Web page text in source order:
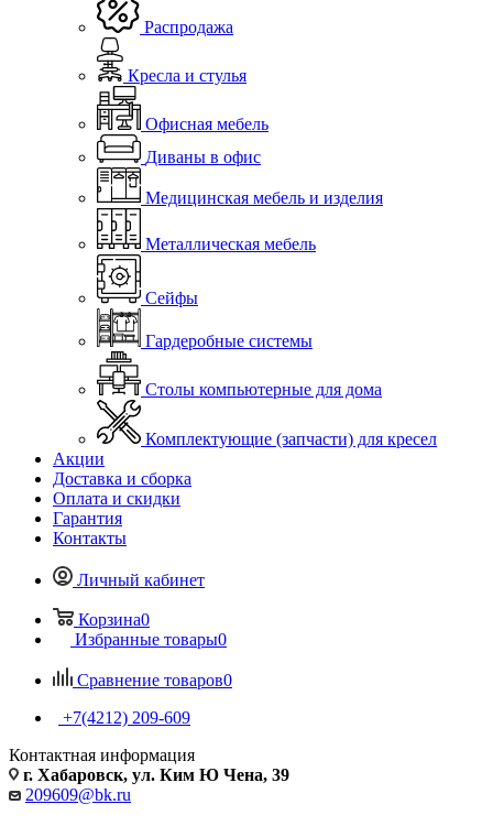
Распродажа
Кресла и стулья
Офисная мебель
Диваны в офис
Медицинская мебель и изделия
Металлическая мебель
Сейфы
Гардеробные системы
Столы компьютерные для дома
Комплектующие (запчасти) для кресел
Акции
Доставка и сборка
Оплата и скидки
Гарантия
Контакты
Личный кабинет
Корзина0
Избранные товары0
Сравнение товаров0
+7(4212) 209-609
Контактная информация
г. Хабаровск, ул. Ким Ю Чена, 39
209609@bk.ru